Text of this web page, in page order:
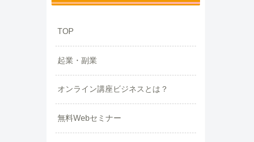
TOP
起業・副業
オンライン講座ビジネスとは？
無料Webセミナー